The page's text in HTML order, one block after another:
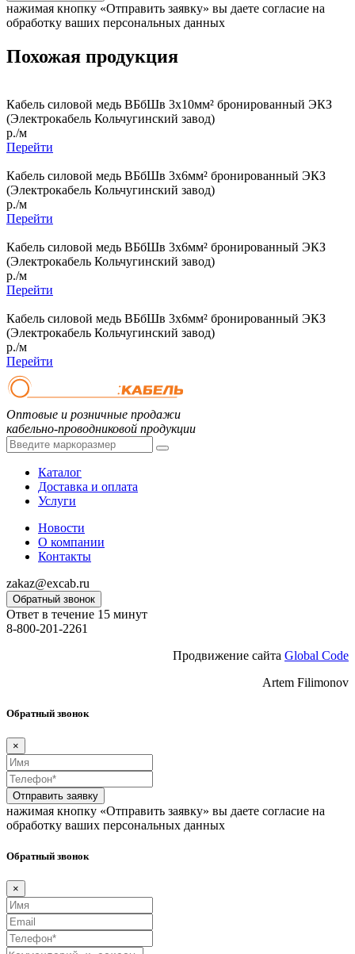
нажимая кнопку «Отправить заявку» вы даете согласие на
обработку ваших персональных данных
Похожая продукция
Кабель силовой медь ВБбШв 3x10мм² бронированный ЭКЗ
(Электрокабель Кольчугинский завод)
р./м
Перейти
Кабель силовой медь ВБбШв 3x6мм² бронированный ЭКЗ
(Электрокабель Кольчугинский завод)
р./м
Перейти
Кабель силовой медь ВБбШв 3x6мм² бронированный ЭКЗ
(Электрокабель Кольчугинский завод)
р./м
Перейти
Кабель силовой медь ВБбШв 3x6мм² бронированный ЭКЗ
(Электрокабель Кольчугинский завод)
р./м
Перейти
Оптовые и розничные продажи
кабельно-проводниковой продукции
Каталог
Доставка и оплата
Услуги
Новости
О компании
Контакты
zakaz@excab.ru
Обратный звонок
Ответ в течение 15 минут
8-800-201-2261
Продвижение сайта Global Code
Artem Filimonov
Обратный звонок
×
Отправить заявку
нажимая кнопку «Отправить заявку» вы даете согласие на
обработку ваших персональных данных
Обратный звонок
×